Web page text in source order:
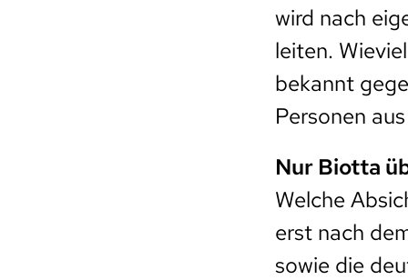
wird nach
leiten.
bekannt
Personen
Nur Biotta
Welche
erst nach
sowie die